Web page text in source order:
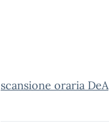
scansione oraria DeA